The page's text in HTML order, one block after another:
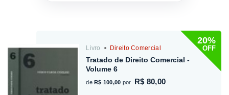
20%
OFF
Livro Direito Comercial
Tratado de Direito Comercial -
Volume 6
de R$ 100,00 por R$ 80,00